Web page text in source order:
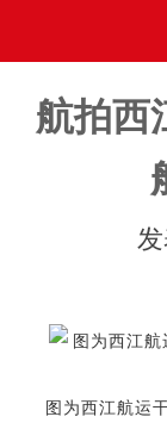
航拍西
图为西江航运